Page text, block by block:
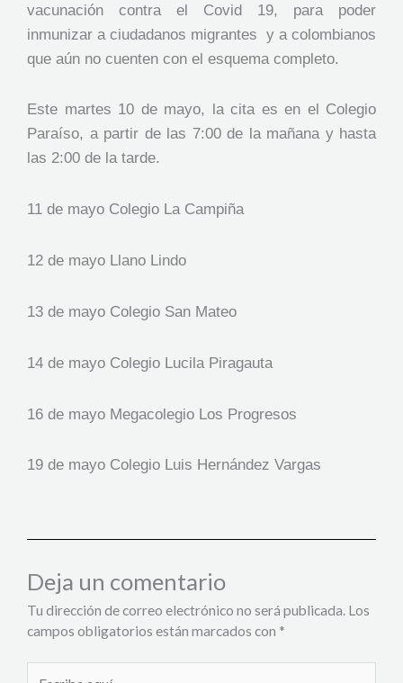
vacunación contra el Covid 19, para poder
inmunizar a ciudadanos migrantes y a colombianos
que aún no cuenten con el esquema completo.
Este martes 10 de mayo, la cita es en el Colegio
Paraíso, a partir de las 7:00 de la mañana y hasta
las 2:00 de la tarde.
11 de mayo Colegio La Campiña
12 de mayo Llano Lindo
13 de mayo Colegio San Mateo
14 de mayo Colegio Lucila Piragauta
16 de mayo Megacolegio Los Progresos
19 de mayo Colegio Luis Hernández Vargas
Deja un comentario
Tu dirección de correo electrónico no será publicada. Los
campos obligatorios están marcados con *